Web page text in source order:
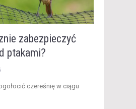
zabezpieczyć
ptakami?
czereśnię w ciągu